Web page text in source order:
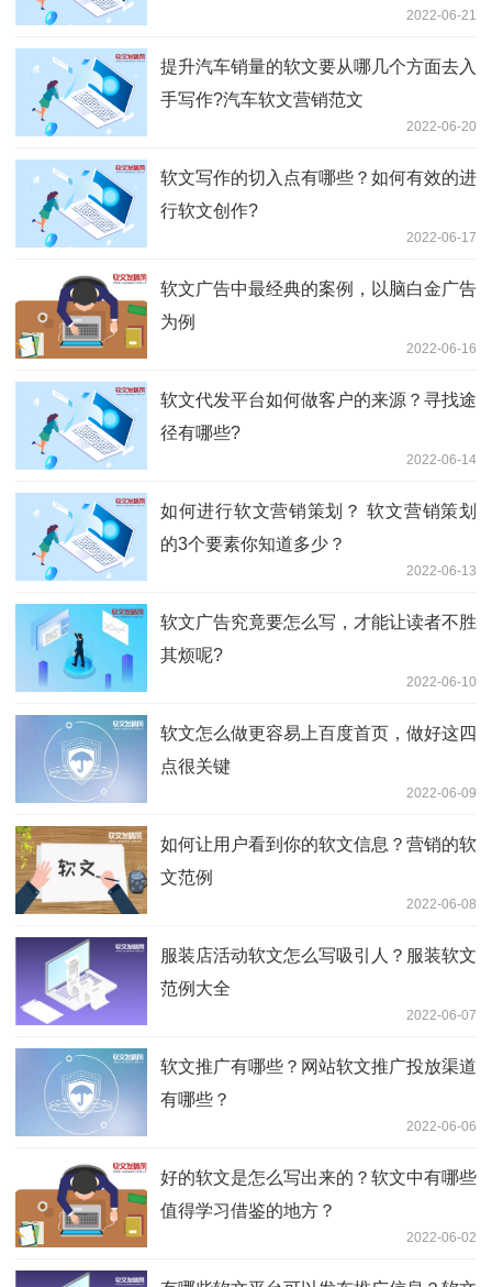
2022-06-21
提升汽车销量的软文要从哪几个方面去入
手写作?汽车软文营销范文
2022-06-20
软文写作的切入点有哪些？如何有效的进
行软文创作?
2022-06-17
软文广告中最经典的案例，以脑白金广告
为例
2022-06-16
软文代发平台如何做客户的来源？寻找途
径有哪些?
2022-06-14
如何进行软文营销策划？ 软文营销策划
的3个要素你知道多少？
2022-06-13
软文广告究竟要怎么写，才能让读者不胜
其烦呢?
2022-06-10
软文怎么做更容易上百度首页，做好这四
点很关键
2022-06-09
如何让用户看到你的软文信息？营销的软
文范例
2022-06-08
服装店活动软文怎么写吸引人？服装软文
范例大全
2022-06-07
​软文推广有哪些？网站软文推广投放渠道
有哪些？
2022-06-06
好的软文是怎么写出来的？软文中有哪些
值得学习借鉴的地方？
2022-06-02